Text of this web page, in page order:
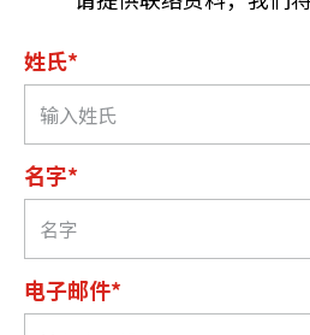
姓氏*
名字*
电子邮件*